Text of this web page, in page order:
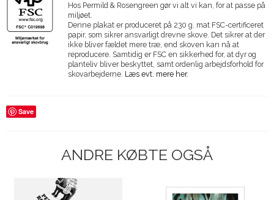
Hos Permild & Rosengreen gør vi alt vi kan, for at passe på
miljøet.
Denne plakat er produceret på 230 g. mat FSC-certificeret
papir, som sikrer ansvarligt drevne skove. Det sikrer at der
ikke bliver fældet mere træ, end skoven kan nå at
reproducere. Samtidig er FSC en sikkerhed for, at dyr og
planteliv bliver beskyttet, samt ordenlig arbejdsforhold for
skovarbejderne. Læs evt. mere her.
Save
ANDRE KØBTE OGSÅ